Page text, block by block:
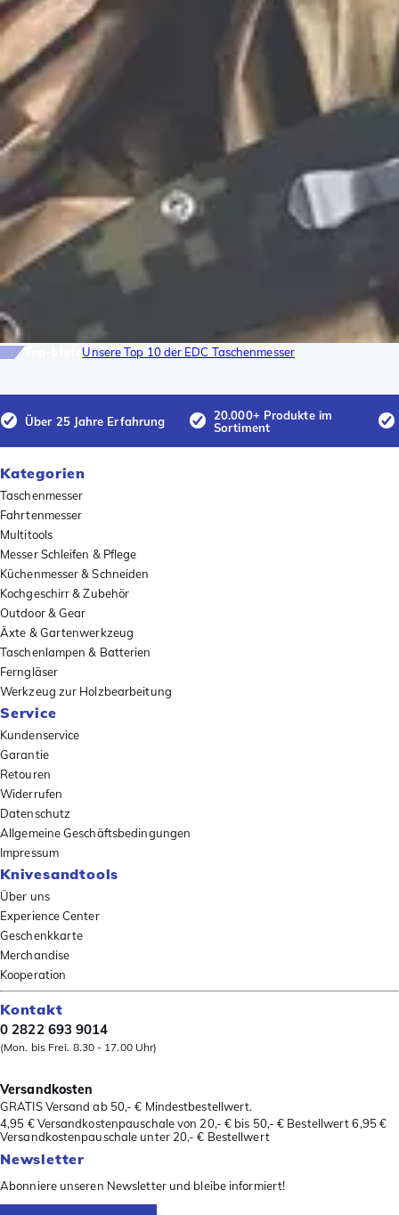
Unsere Top 10 der EDC Taschenmesser
Über 25 Jahre Erfahrung
20.000+ Produkte im
Sortiment
Kategorien
Taschenmesser
Fahrtenmesser
Multitools
Messer Schleifen & Pflege
Küchenmesser & Schneiden
Kochgeschirr & Zubehör
Outdoor & Gear
Äxte & Gartenwerkzeug
Taschenlampen & Batterien
Ferngläser
Werkzeug zur Holzbearbeitung
Service
Kundenservice
Garantie
Retouren
Widerrufen
Datenschutz
Allgemeine Geschäftsbedingungen
Impressum
Knivesandtools
Über uns
Experience Center
Geschenkkarte
Merchandise
Kooperation
Kontakt
0 2822 693 9014
(Mon. bis Frei. 8.30 - 17.00 Uhr)
Versandkosten
GRATIS Versand ab 50,- € Mindestbestellwert.
4,95 € Versandkostenpauschale von 20,- € bis 50,- € Bestellwert 6,95 €
Versandkostenpauschale unter 20,- € Bestellwert
Newsletter
Abonniere unseren Newsletter und bleibe informiert!